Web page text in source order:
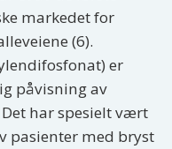
markedet for
(6).
er
påvisning av
har spesielt vært
pasienter med bryst